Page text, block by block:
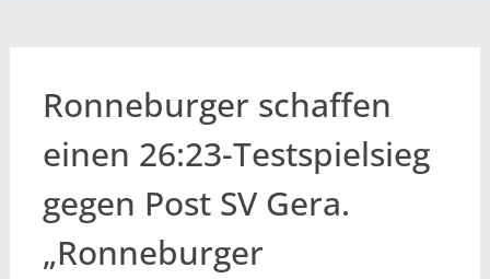
Ronneburger schaffen
einen 26:23-Testspielsieg
gegen Post SV Gera.
„Ronneburger